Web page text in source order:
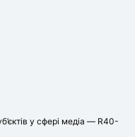
у сфері медіа — R40-